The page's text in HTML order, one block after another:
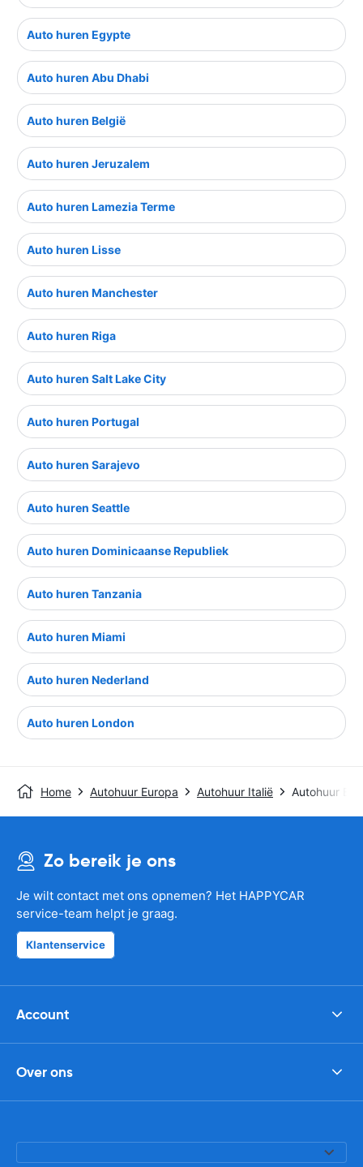
Auto huren Egypte
Auto huren Abu Dhabi
Auto huren België
Auto huren Jeruzalem
Auto huren Lamezia Terme
Auto huren Lisse
Auto huren Manchester
Auto huren Riga
Auto huren Salt Lake City
Auto huren Portugal
Auto huren Sarajevo
Auto huren Seattle
Auto huren Dominicaanse Republiek
Auto huren Tanzania
Auto huren Miami
Auto huren Nederland
Auto huren London
Home Autohuur Europa Autohuur Italië Autohuur
Zo bereik je ons
Je wilt contact met ons opnemen? Het HAPPYCAR
service-team helpt je graag.
Klantenservice
Account
Over ons